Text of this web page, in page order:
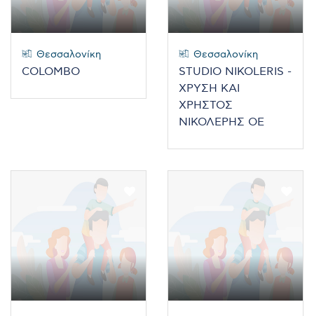
Θεσσαλονίκη
COLOMBO
Θεσσαλονίκη
STUDIO NIKOLERIS -
ΧΡΥΣΗ ΚΑΙ
ΧΡΗΣΤΟΣ
ΝΙΚΟΛΕΡΗΣ ΟΕ